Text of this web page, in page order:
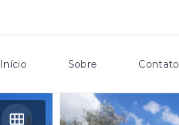
Início Sobre Contato